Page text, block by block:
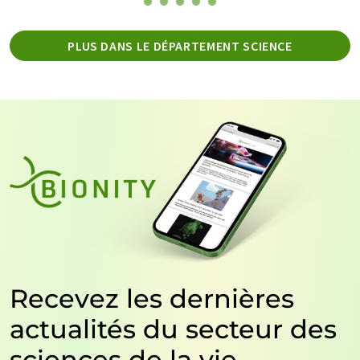
PLUS DANS LE DÉPARTEMENT SCIENCE
Recevez les dernières
actualités du secteur des